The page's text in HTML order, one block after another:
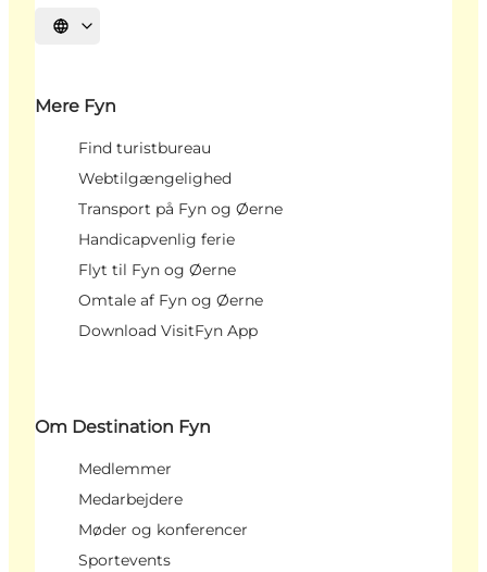
Vælg sprog
Mere Fyn
Find turistbureau
Webtilgængelighed
Transport på Fyn og Øerne
Handicapvenlig ferie
Flyt til Fyn og Øerne
Omtale af Fyn og Øerne
Download VisitFyn App
Om Destination Fyn
Medlemmer
Medarbejdere
Møder og konferencer
Sportevents